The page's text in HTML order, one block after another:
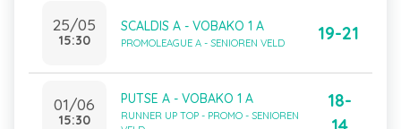
25/05
15:30
SCALDIS A - VOBAKO 1 A
PROMOLEAGUE A - SENIOREN VELD 19-21
01/06
15:30
PUTSE A - VOBAKO 1 A
RUNNER UP TOP - PROMO - SENIOREN
18-